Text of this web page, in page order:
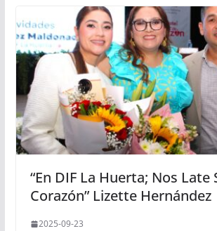
“En DIF La Huerta; Nos Late
Corazón” Lizette Hernández
2025-09-23